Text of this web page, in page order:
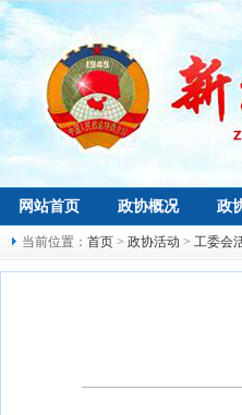
网站首页 政协概况 政
当前位置： 首页 > 政协活动 > 工委会